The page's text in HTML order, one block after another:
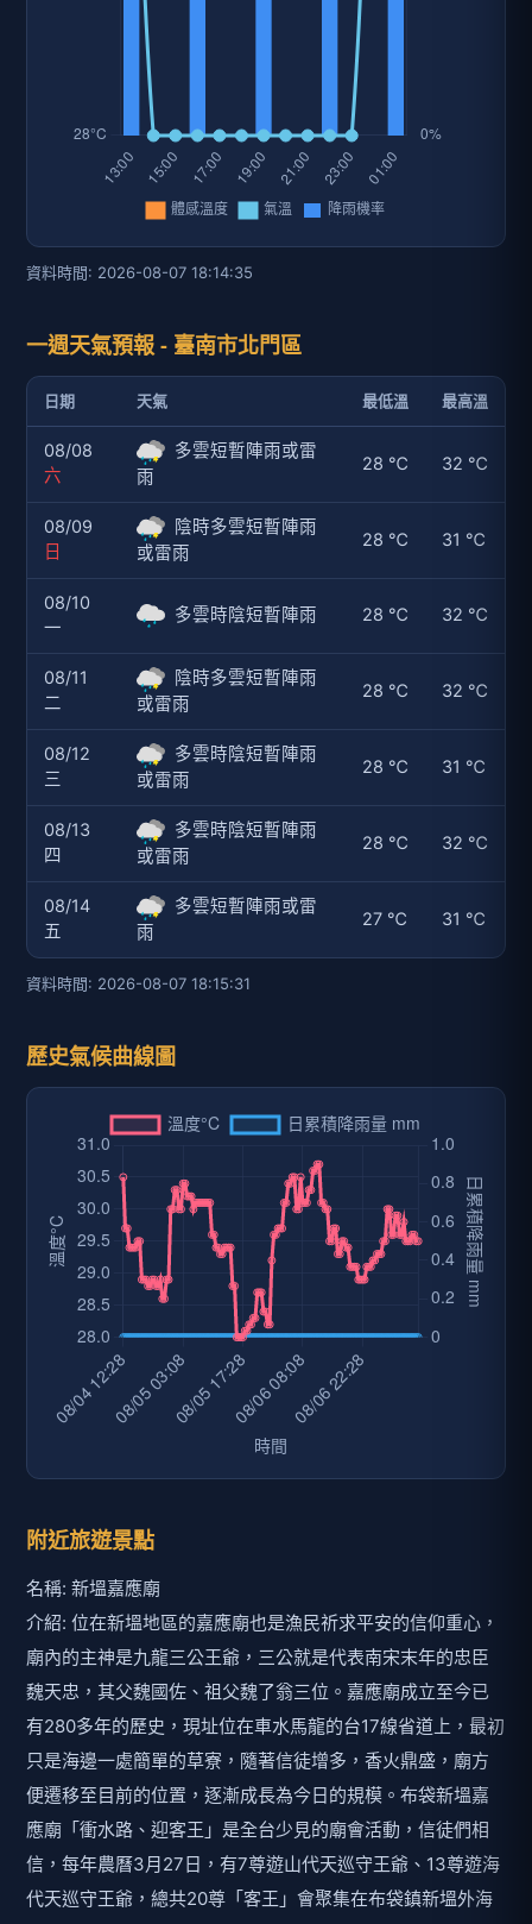
資料時間: 2026-08-07 18:14:35
一週天氣預報 - 臺南市北門區
日期 天氣 最低溫 最高溫
08/08
六
多雲短暫陣雨或雷
雨
28 ℃ 32 ℃
08/09
日
陰時多雲短暫陣雨
或雷雨
28 ℃ 31 ℃
08/10
一
多雲時陰短暫陣雨 28 ℃ 32 ℃
08/11
二
陰時多雲短暫陣雨
或雷雨
28 ℃ 32 ℃
08/12
三
多雲時陰短暫陣雨
或雷雨
28 ℃ 31 ℃
08/13
四
多雲時陰短暫陣雨
或雷雨
28 ℃ 32 ℃
08/14
五
多雲短暫陣雨或雷
雨
27 ℃ 31 ℃
資料時間: 2026-08-07 18:15:31
歷史氣候曲線圖
附近旅遊景點
名稱: 新塭嘉應廟
介紹: 位在新塭地區的嘉應廟也是漁民祈求平安的信仰重心，
廟內的主神是九龍三公王爺，三公就是代表南宋末年的忠臣
魏天忠，其父魏國佐、祖父魏了翁三位。嘉應廟成立至今已
有280多年的歷史，現址位在車水馬龍的台17線省道上，最初
只是海邊一處簡單的草寮，隨著信徒增多，香火鼎盛，廟方
便遷移至目前的位置，逐漸成長為今日的規模。布袋新塭嘉
應廟「衝水路、迎客王」是全台少見的廟會活動，信徒們相
信，每年農曆3月27日，有7尊遊山代天巡守王爺、13尊遊海
代天巡守王爺，總共20尊「客王」會聚集在布袋鎮新塭外海